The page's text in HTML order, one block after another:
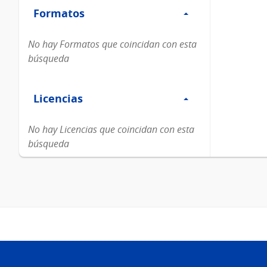
Formatos
Formatos
No hay Formatos que coincidan con esta
búsqueda
Licencias
Licencias
No hay Licencias que coincidan con esta
búsqueda